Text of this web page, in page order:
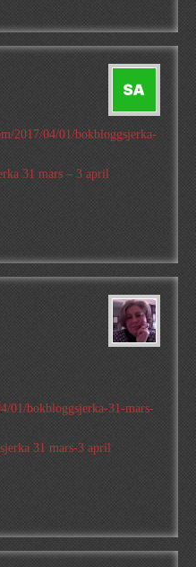
2017/04/01/bokbloggsjerka-
31 mars – 3 april
01/bokbloggsjerka-31-mars-
31 mars-3 april